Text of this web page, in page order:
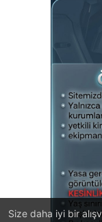
Size daha iyi bir